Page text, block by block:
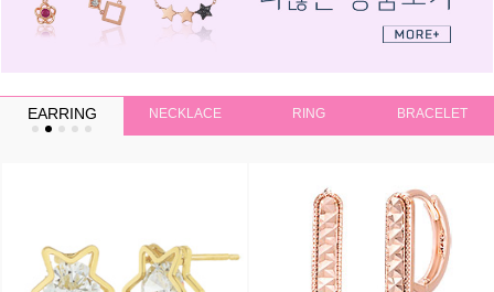
EARRING NECKLACE RING BRACELET